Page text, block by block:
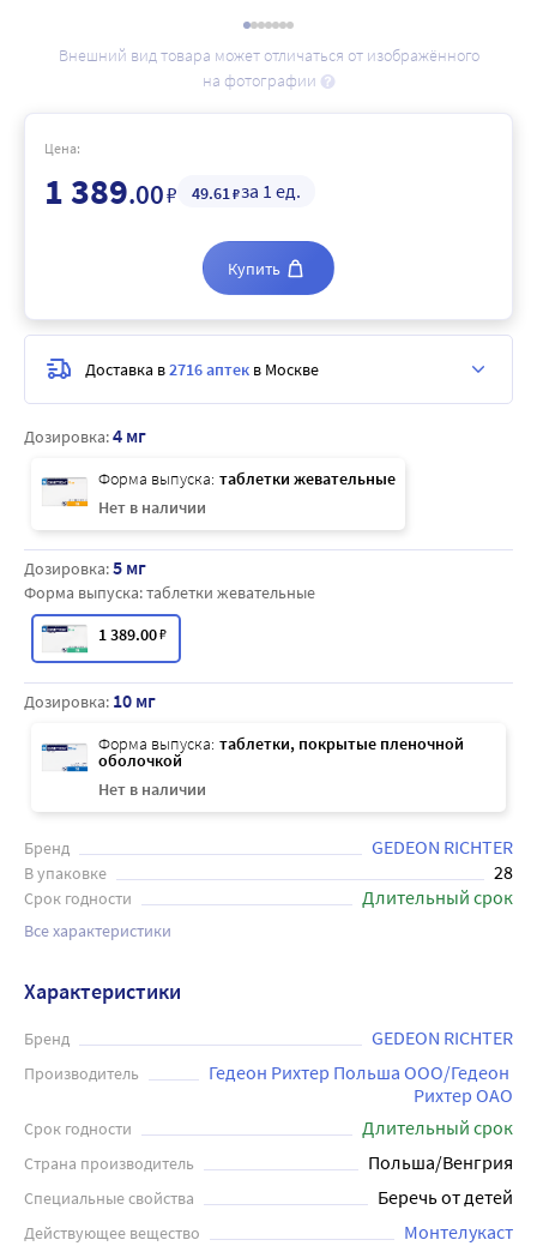
Внешний вид товара может отличаться от изображённого
на фотографии
Дозировка:4 мг
Форма выпуска: таблетки жевательные
Нет в наличии
Дозировка:5 мг
Форма выпуска:таблетки жевательные
1 389.00₽
Дозировка: 10 мг
Форма выпуска: таблетки, покрытые пленочной
оболочкой
Нет в наличии
Бренд GEDEON RICHTER
В упаковке 28
Срок годности Длительный срок
Все характеристики
Цена:
1 389.00₽ 49.61 ₽за 1 ед.
Купить
Доставка в2716 аптек в Москве
Характеристики
Бренд GEDEON RICHTER
Производитель
Гедеон Рихтер Польша ООО/Гедеон
Рихтер ОАО
Срок годности Длительный срок
Страна производитель Польша/Венгрия
Специальные свойства Беречь от детей
Действующее вещество Монтелукаст